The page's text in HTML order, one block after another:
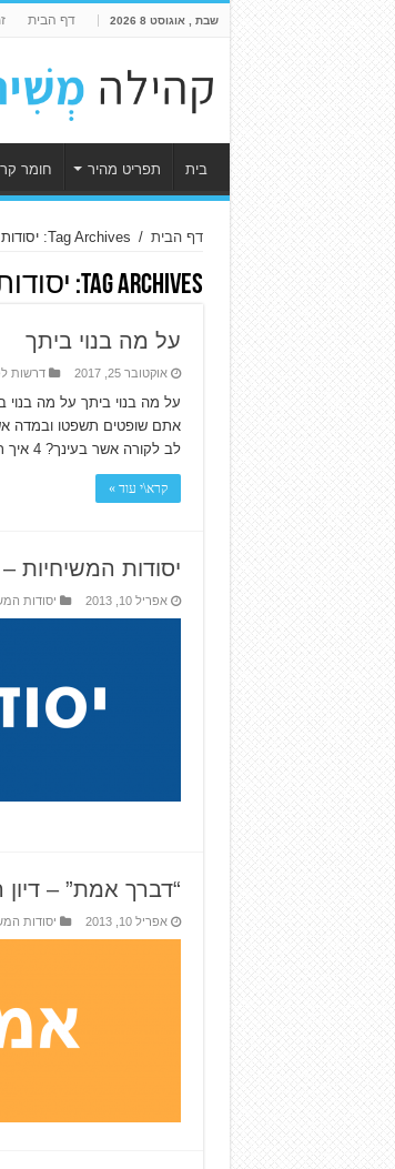
שבת , אוגוסט 8 2026 דף הבית
בית תפריט מהיר חומר
דף הבית / Tag Archives: יסודות
Tag Archives:
על מה בנוי ביתך
אוקטובר 25, 2017 דרשות
לב לקורה אשר בעינך? 4 איך תאמר לאחיך: ‘הנח לי להוציא את …
קרא\י עוד »
יסודות המשיחיות –
אפריל 10, 2013 יסודות
“דברך אמת” – דיון
אפריל 10, 2013 יסודות